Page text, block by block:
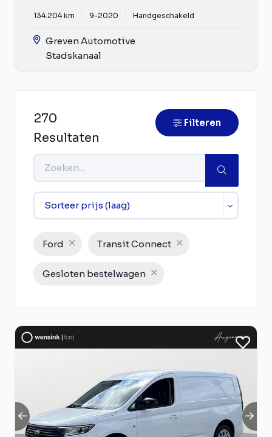
134.204 km 9-2020 Handgeschakeld
Greven Automotive
Stadskanaal
270
Resultaten
Filteren
Ford Transit Connect
Gesloten bestelwagen